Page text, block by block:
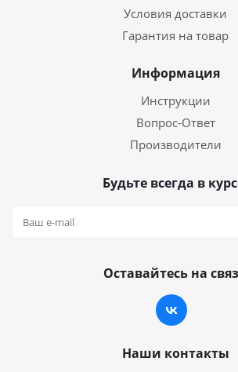
Условия доставки
Гарантия на товар
Информация
Инструкции
Вопрос-Ответ
Производители
Будьте всегда в
Оставайтесь на
Наши контакты